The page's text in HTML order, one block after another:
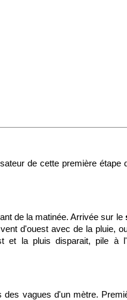
de cette première étape
de la matinée. Arrivée sur le
d'ouest avec de la pluie,
et la pluis disparait, pile à
vagues d'un mètre.